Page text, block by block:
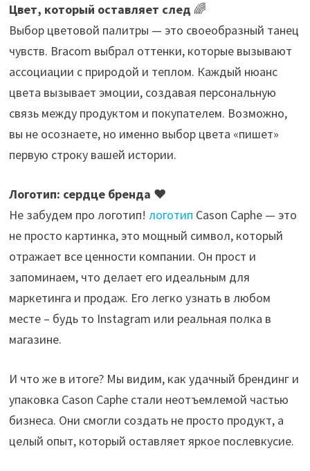
Цвет, который оставляет след 🌈
Выбор цветовой палитры — это своеобразный танец
чувств. Bracom выбрал оттенки, которые вызывают
ассоциации с природой и теплом. Каждый нюанс
цвета вызывает эмоции, создавая персональную
связь между продуктом и покупателем. Возможно,
вы не осознаете, но именно выбор цвета «пишет»
первую строку вашей истории.
Логотип: сердце бренда ❤️
Не забудем про логотип!логотип Cason Caphe — это
не просто картинка, это мощный символ, который
отражает все ценности компании. Он прост и
запоминаем, что делает его идеальным для
маркетинга и продаж. Его легко узнать в любом
месте – будь то Instagram или реальная полка в
магазине.
И что же в итоге? Мы видим, как удачный брендинг и
упаковка Cason Caphe стали неотъемлемой частью
бизнеса. Они смогли создать не просто продукт, а
целый опыт, который оставляет яркое послевкусие.